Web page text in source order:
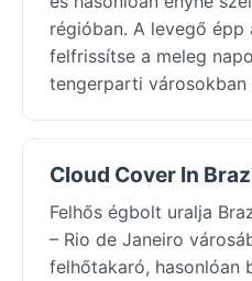
régióban. A levegő
felfrissítse a meleg
tengerparti
Cloud Cover In
Felhős égbolt uralja
– Rio de Janeiro
felhőtakaró, hasonlóan